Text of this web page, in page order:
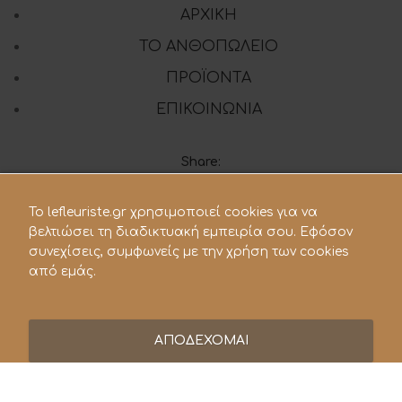
ΑΡΧΙΚΗ
ΤΟ ΑΝΘΟΠΩΛΕΙΟ
ΠΡΟΪΟΝΤΑ
ΕΠΙΚΟΙΝΩΝΙΑ
Share:
210 28.21.119
To lefleuriste.gr χρησιμοποιεί cookies για να
βελτιώσει τη διαδικτυακή εμπειρία σου. Εφόσον
συνεχίσεις, συμφωνείς με την χρήση των cookies
από εμάς.
ΑΠΟΔΕΧΟΜΑΙ